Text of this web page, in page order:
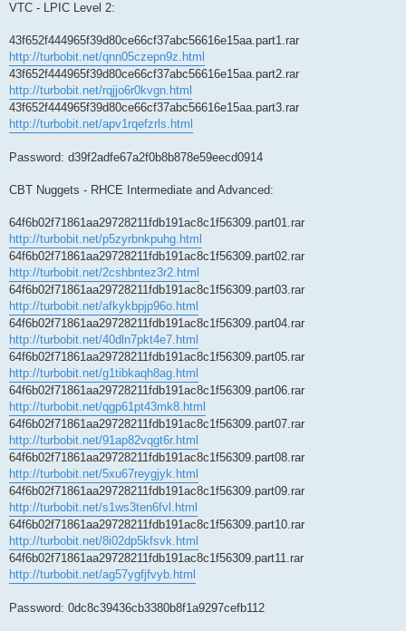
VTC - LPIC Level 2:
43f652f444965f39d80ce66cf37abc56616e15aa.part1.rar
http://turbobit.net/qnn05czepn9z.html
43f652f444965f39d80ce66cf37abc56616e15aa.part2.rar
http://turbobit.net/rqjjo6r0kvgn.html
43f652f444965f39d80ce66cf37abc56616e15aa.part3.rar
http://turbobit.net/apv1rqefzrls.html
Password: d39f2adfe67a2f0b8b878e59eecd0914
CBT Nuggets - RHCE Intermediate and Advanced:
64f6b02f71861aa29728211fdb191ac8c1f56309.part01.rar
http://turbobit.net/p5zyrbnkpuhg.html
64f6b02f71861aa29728211fdb191ac8c1f56309.part02.rar
http://turbobit.net/2cshbntez3r2.html
64f6b02f71861aa29728211fdb191ac8c1f56309.part03.rar
http://turbobit.net/afkykbpjp96o.html
64f6b02f71861aa29728211fdb191ac8c1f56309.part04.rar
http://turbobit.net/40dln7pkt4e7.html
64f6b02f71861aa29728211fdb191ac8c1f56309.part05.rar
http://turbobit.net/g1tibkaqh8ag.html
64f6b02f71861aa29728211fdb191ac8c1f56309.part06.rar
http://turbobit.net/qgp61pt43mk8.html
64f6b02f71861aa29728211fdb191ac8c1f56309.part07.rar
http://turbobit.net/91ap82vqgt6r.html
64f6b02f71861aa29728211fdb191ac8c1f56309.part08.rar
http://turbobit.net/5xu67reygjyk.html
64f6b02f71861aa29728211fdb191ac8c1f56309.part09.rar
http://turbobit.net/s1ws3ten6fvl.html
64f6b02f71861aa29728211fdb191ac8c1f56309.part10.rar
http://turbobit.net/8i02dp5kfsvk.html
64f6b02f71861aa29728211fdb191ac8c1f56309.part11.rar
http://turbobit.net/ag57ygfjfvyb.html
Password: 0dc8c39436cb3380b8f1a9297cefb112